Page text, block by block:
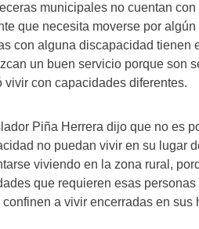
municipales no cuentan
que necesita moverse por
con alguna discapacidad tienen
un buen servicio porque son
vivir con capacidades diferentes.
Piña Herrera dijo que no es
no puedan vivir en su lugar
viviendo en la zona rural,
que requieren esas
a vivir encerradas en sus